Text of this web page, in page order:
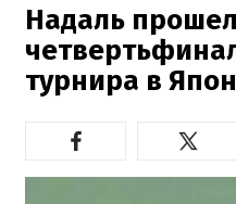
Надаль
турнира в